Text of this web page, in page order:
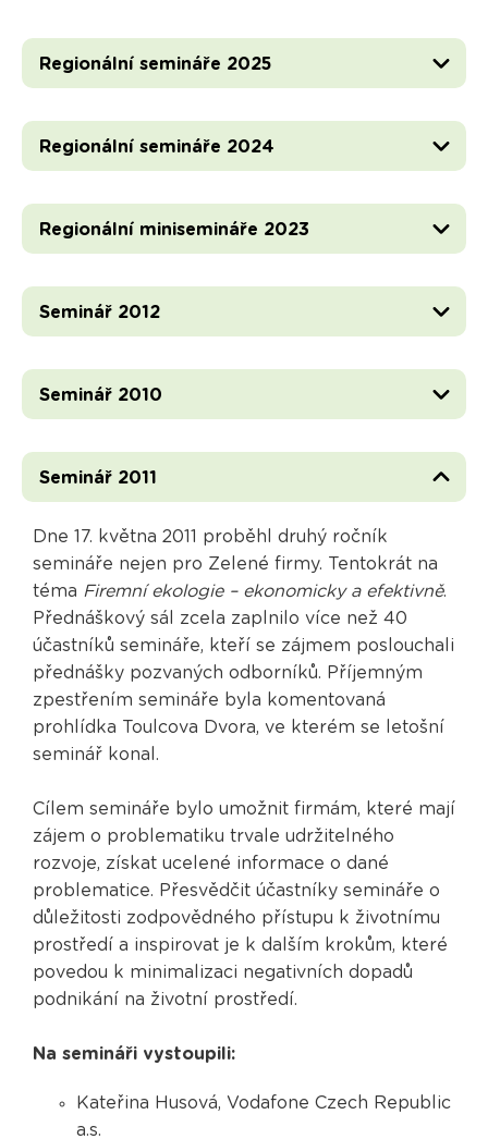
Regionální semináře 2025
Regionální semináře 2024
Regionální minisemináře 2023
Seminář 2012
Seminář 2010
Seminář 2011
Dne 17. května 2011 proběhl druhý ročník
semináře nejen pro Zelené firmy. Tentokrát na
téma Firemní ekologie – ekonomicky a efektivně.
Přednáškový sál zcela zaplnilo více než 40
účastníků semináře, kteří se zájmem poslouchali
přednášky pozvaných odborníků. Příjemným
zpestřením semináře byla komentovaná
prohlídka Toulcova Dvora, ve kterém se letošní
seminář konal.
Cílem semináře bylo umožnit firmám, které mají
zájem o problematiku trvale udržitelného
rozvoje, získat ucelené informace o dané
problematice. Přesvědčit účastníky semináře o
důležitosti zodpovědného přístupu k životnímu
prostředí a inspirovat je k dalším krokům, které
povedou k minimalizaci negativních dopadů
podnikání na životní prostředí.
Na semináři vystoupili:
Kateřina Husová, Vodafone Czech Republic
a.s.